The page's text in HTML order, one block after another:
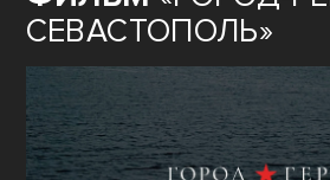
СЕВАСТОПОЛЬ»